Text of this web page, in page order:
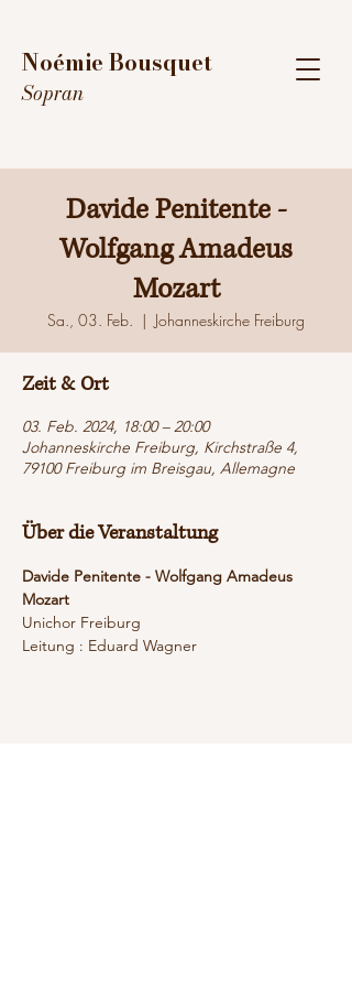
Noémie Bousquet
Sopran
Davide Penitente -
Wolfgang Amadeus
Mozart
Sa., 03. Feb.
  |
Johanneskirche Freiburg
Zeit & Ort
03. Feb. 2024, 18:00 – 20:00
Johanneskirche Freiburg, Kirchstraße 4,
79100 Freiburg im Breisgau, Allemagne
Über die Veranstaltung
Davide Penitente - Wolfgang Amadeus
Mozart
Unichor Freiburg
Leitung : Eduard Wagner